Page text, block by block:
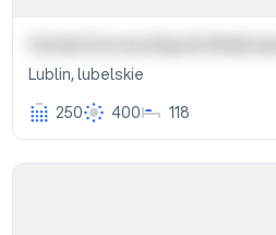
Hotel Korona Spa & Wellness
Lublin,lubelskie
250
400 118